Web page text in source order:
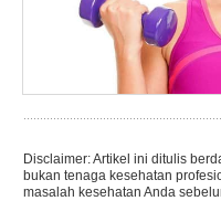
Disclaimer: Artikel ini ditulis
bukan tenaga kesehatan
masalah kesehatan Anda